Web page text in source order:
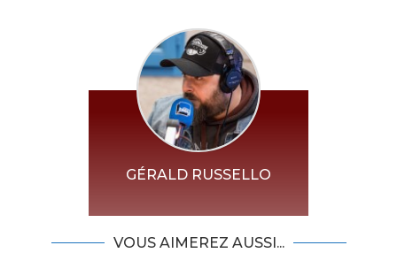
GÉRALD RUSSELLO
VOUS AIMEREZ AUSSI...